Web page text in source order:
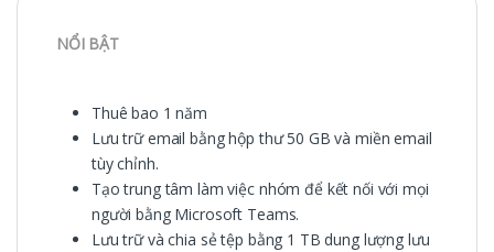
NỔI BẬT
Thuê bao 1 năm
Lưu trữ email bằng hộp thư 50 GB và miền email
tùy chỉnh.
Tạo trung tâm làm việc nhóm để kết nối với mọi
người bằng Microsoft Teams.
Lưu trữ và chia sẻ tệp bằng 1 TB dung lượng lưu